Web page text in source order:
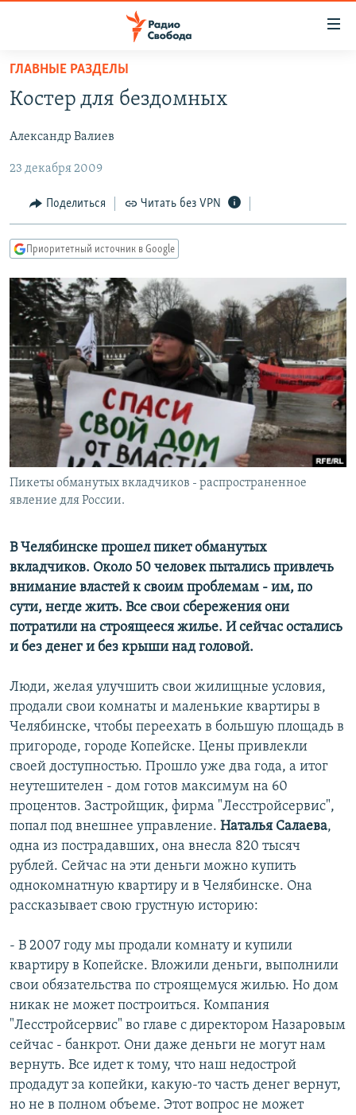
упрощенного
доступа
содержанию
Вернутся
главной
навигации
Вернутся
поиску
ПОДКАСТЫ
АВТОРСКИЕ ПРОЕКТЫ
ЦИТАТЫ СВОБОДЫ
МНЕНИЯ
КУЛЬТУРА
IDEL.РЕАЛИИ
КАВКАЗ.РЕАЛИИ
СЕВЕР.РЕАЛИИ
СИБИРЬ.РЕАЛИИ
РАСПИСАНИЕ ВЕЩАНИЯ
ПОДПИШИТЕСЬ НА РАССЫЛКУ
СОЦИАЛЬНЫЕ СЕТИ
Все сайты РСЕ/РС
ГЛАВНЫЕ РАЗДЕЛЫ
Костер для бездомных
Александр Валиев
23 декабря 2009
Поделиться Читать без VPN
Приоритетный источник в Google
Пикеты обманутых вкладчиков - распространенное
явление для России.
В Челябинске прошел пикет обманутых
вкладчиков. Около 50 человек пытались привлечь
внимание властей к своим проблемам - им, по
сути, негде жить. Все свои сбережения они
потратили на строящееся жилье. И сейчас остались
и без денег и без крыши над головой.
Люди, желая улучшить свои жилищные условия,
продали свои комнаты и маленькие квартиры в
Челябинске, чтобы переехать в большую площадь в
пригороде, городе Копейске. Цены привлекли
своей доступностью. Прошло уже два года, а итог
неутешителен - дом готов максимум на 60
процентов. Застройщик, фирма "Лесстройсервис",
попал под внешнее управление. Наталья Салаева,
одна из пострадавших, она внесла 820 тысяч
рублей. Сейчас на эти деньги можно купить
однокомнатную квартиру и в Челябинске. Она
рассказывает свою грустную историю:
- В 2007 году мы продали комнату и купили
квартиру в Копейске. Вложили деньги, выполнили
свои обязательства по строящемуся жилью. Но дом
никак не может построиться. Компания
"Лесстройсервис" во главе с директором Назаровым
сейчас - банкрот. Они даже деньги не могут нам
вернуть. Все идет к тому, что наш недострой
продадут за копейки, какую-то часть денег вернут,
но не в полном объеме. Этот вопрос не может